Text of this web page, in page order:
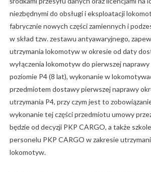
niezbędnymi do obsługi i eksploatacji
fabrycznie nowych części zamiennych i
w skład tzw. zestawu antyawaryjnego,
utrzymania lokomotyw w okresie od daty
wyłączenia lokomotyw do pierwszej
poziomie P4 (8 lat), wykonanie w
przedmiotem dostawy pierwszej naprawy
utrzymania P4, przy czym jest to
wykonanie tej części przedmiotu umowy
będzie od decyzji PKP CARGO, a także
personelu PKP CARGO w zakresie
lokomotyw.